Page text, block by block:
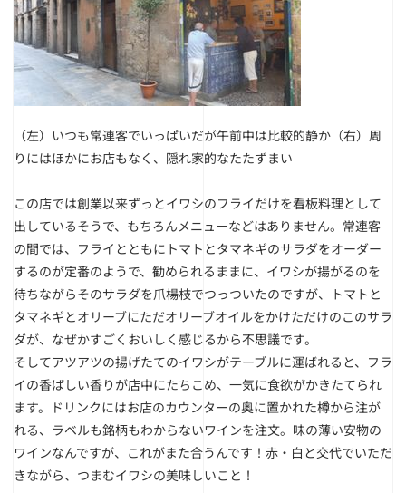
（左）いつも常連客でいっぱいだが午前中は比較的静か （右）周
りにはほかにお店もなく、隠れ家的なたたずまい
この店では創業以来ずっとイワシのフライだけを看板料理として
出しているそうで、もちろんメニューなどはありません。常連客
の間では、フライとともにトマトとタマネギのサラダをオーダー
するのが定番のようで、勧められるままに、イワシが揚がるのを
待ちながらそのサラダを爪楊枝でつっついたのですが、トマトと
タマネギとオリーブにただオリーブオイルをかけただけのこのサラ
ダが、なぜかすごくおいしく感じるから不思議です。
そしてアツアツの揚げたてのイワシがテーブルに運ばれると、フラ
イの香ばしい香りが店中にたちこめ、一気に食欲がかきたてられ
ます。ドリンクにはお店のカウンターの奥に置かれた樽から注が
れる、ラベルも銘柄もわからないワインを注文。味の薄い安物の
ワインなんですが、これがまた合うんです！赤・白と交代でいただ
きながら、つまむイワシの美味しいこと！